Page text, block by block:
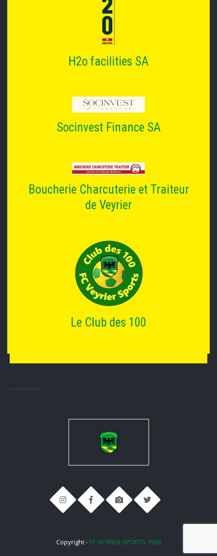
H2o facilities SA
Socinvest Finance SA
Boucherie Charcuterie et Traiteur
de Veyrier
Le Club des 100
Copyright - FC VEYRIER SPORTS 1908